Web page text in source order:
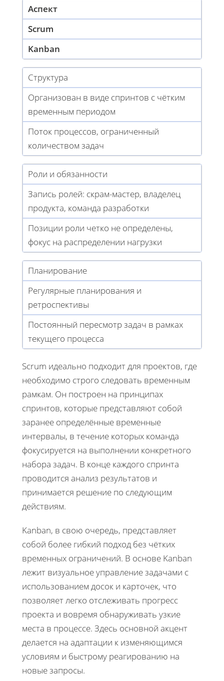
Аспект
Scrum
Kanban
Структура
Организован в виде спринтов с чётким
временным периодом
Поток процессов, ограниченный
количеством задач
Роли и обязанности
Запись ролей: скрам-мастер, владелец
продукта, команда разработки
Позиции роли четко не определены,
фокус на распределении нагрузки
Планирование
Регулярные планирования и
ретроспективы
Постоянный пересмотр задач в рамках
текущего процесса
Scrum идеально подходит для проектов, где
необходимо строго следовать временным
рамкам. Он построен на принципах
спринтов, которые представляют собой
заранее определённые временные
интервалы, в течение которых команда
фокусируется на выполнении конкретного
набора задач. В конце каждого спринта
проводится анализ результатов и
принимается решение по следующим
действиям.
Kanban, в свою очередь, представляет
собой более гибкий подход без чётких
временных ограничений. В основе Kanban
лежит визуальное управление задачами с
использованием досок и карточек, что
позволяет легко отслеживать прогресс
проекта и вовремя обнаруживать узкие
места в процессе. Здесь основной акцент
делается на адаптации к изменяющимся
условиям и быстрому реагированию на
новые запросы.